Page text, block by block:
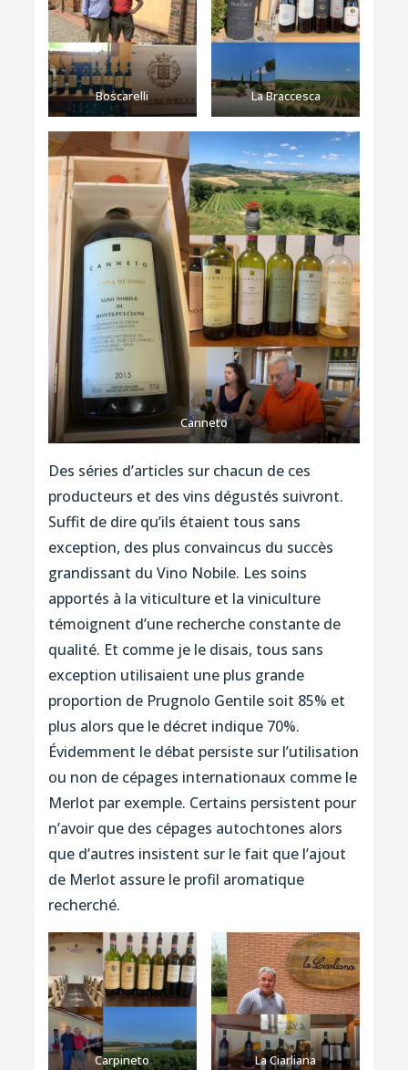
Boscarelli La Braccesca
Canneto
Des séries d’articles sur chacun de ces
producteurs et des vins dégustés suivront.
Suffit de dire qu’ils étaient tous sans
exception, des plus convaincus du succès
grandissant du Vino Nobile. Les soins
apportés à la viticulture et la viniculture
témoignent d’une recherche constante de
qualité. Et comme je le disais, tous sans
exception utilisaient une plus grande
proportion de Prugnolo Gentile soit 85% et
plus alors que le décret indique 70%.
Évidemment le débat persiste sur l’utilisation
ou non de cépages internationaux comme le
Merlot par exemple. Certains persistent pour
n’avoir que des cépages autochtones alors
que d’autres insistent sur le fait que l’ajout
de Merlot assure le profil aromatique
recherché.
Carpineto La Ciarliana